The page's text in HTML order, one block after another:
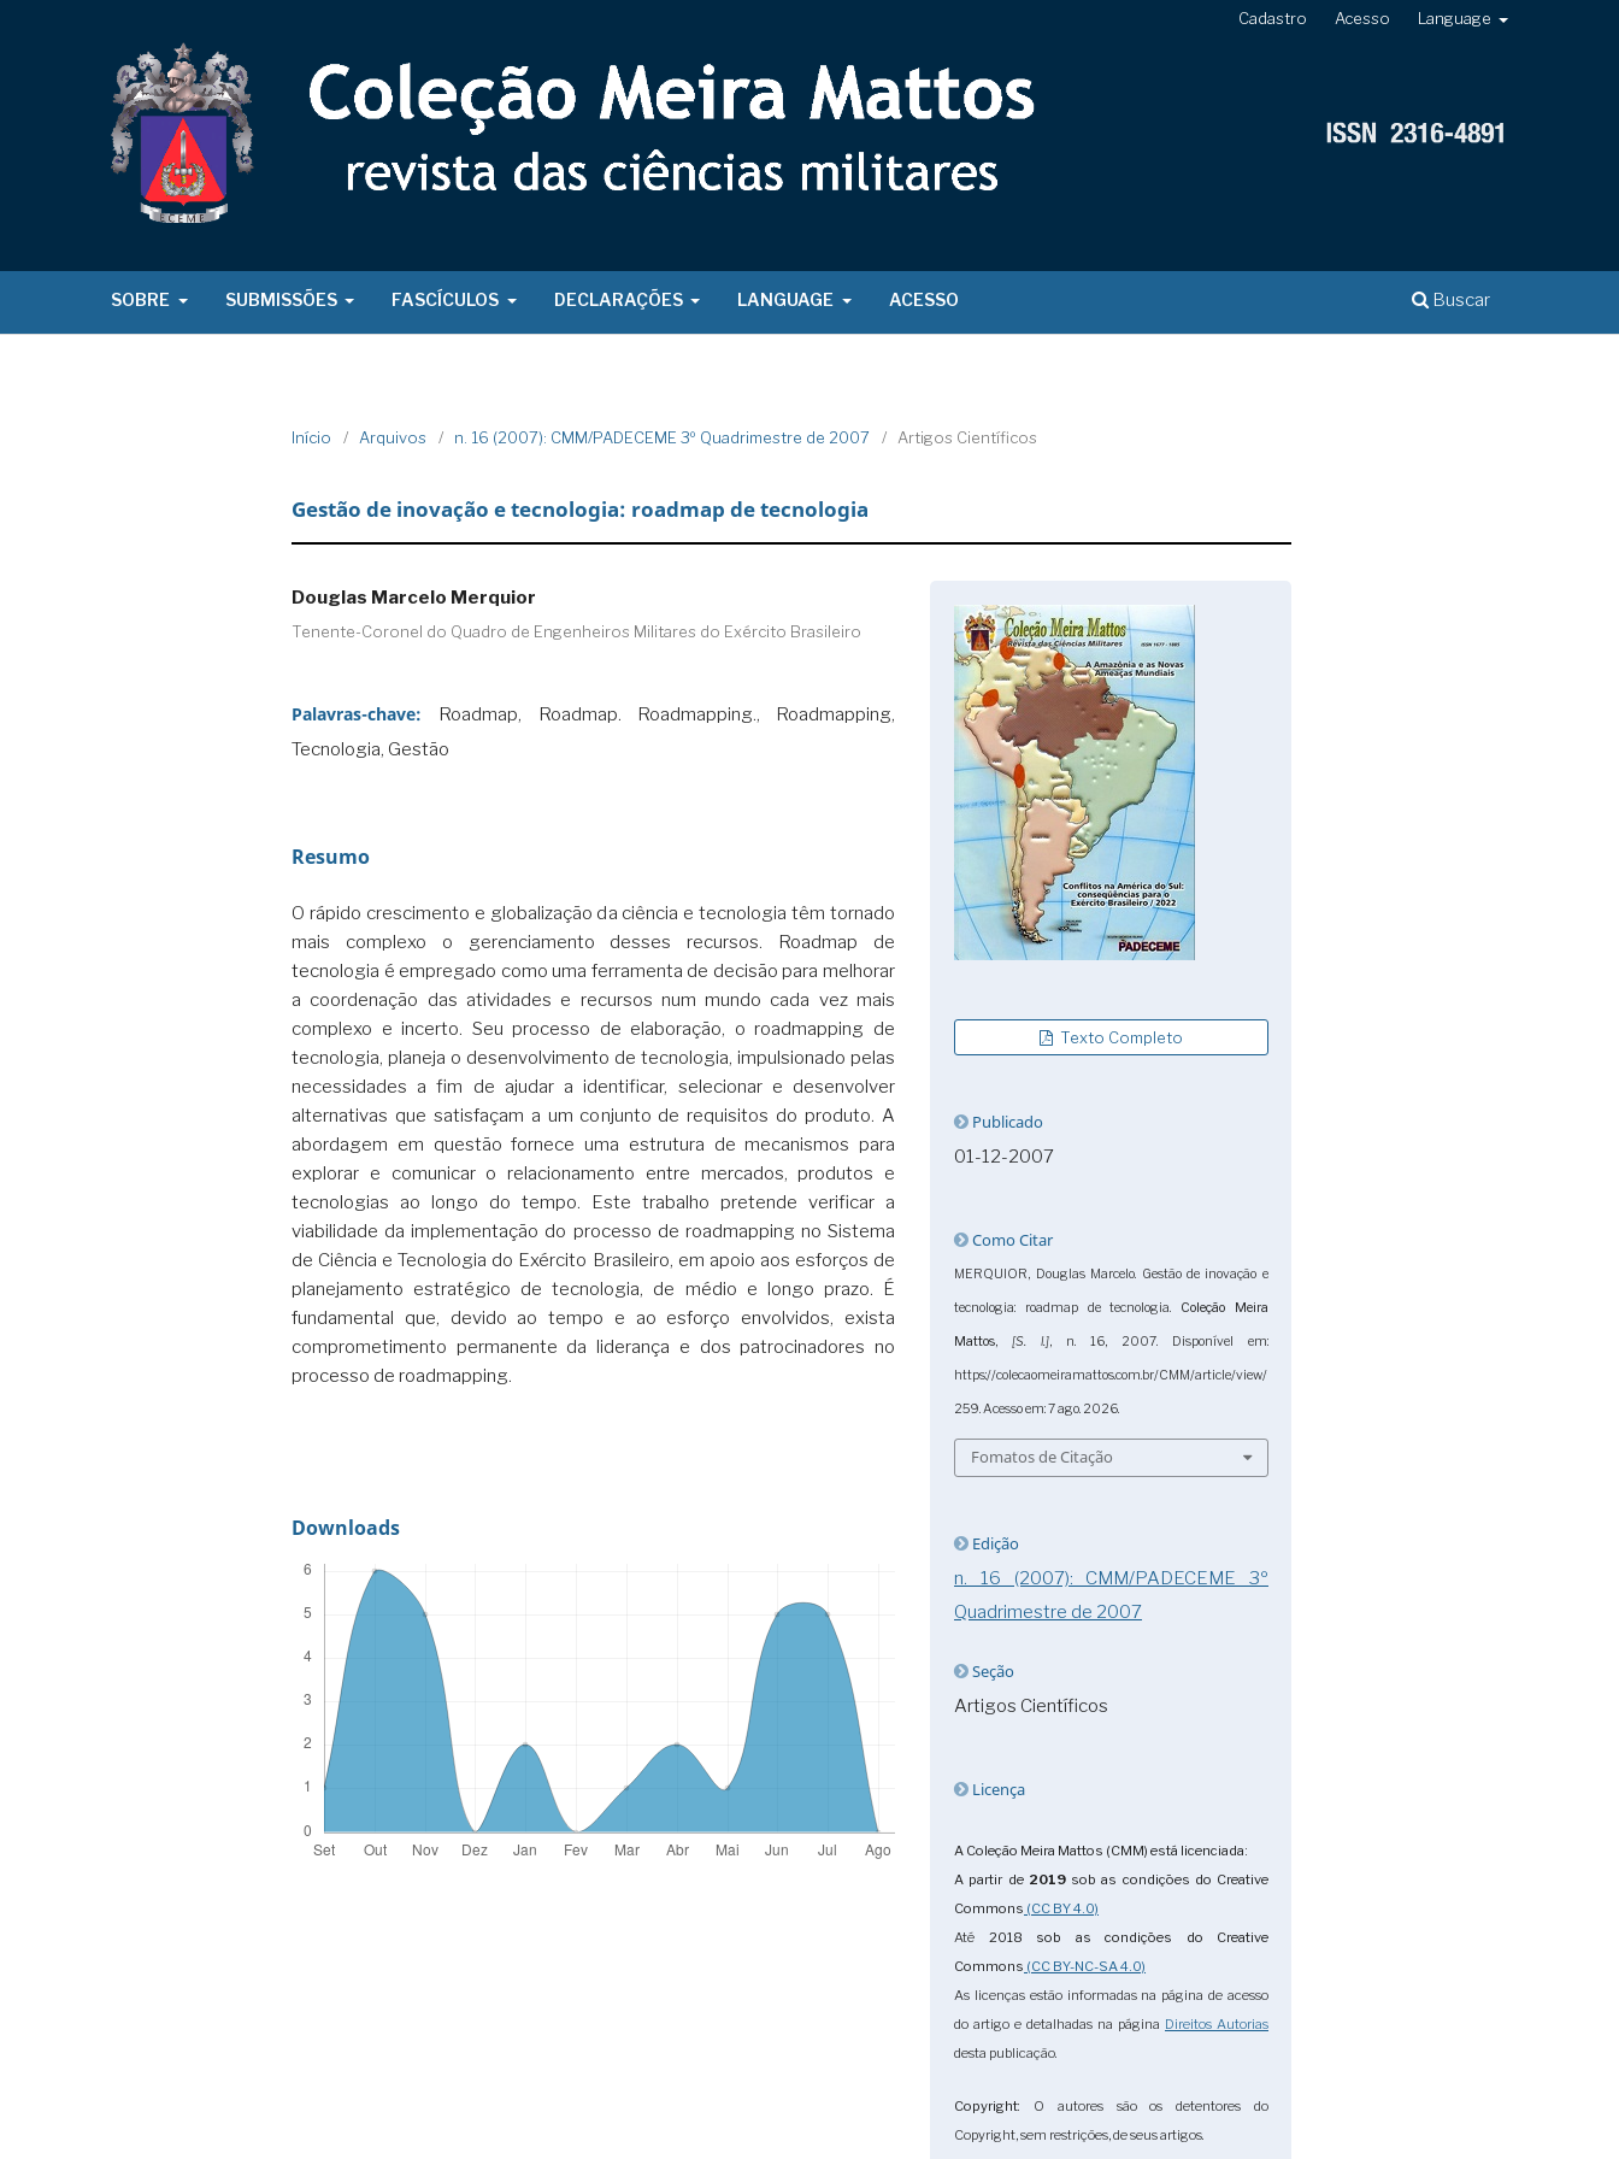
SOBRE SUBMISSÕES FASCÍCULOS DECLARAÇÕES LANGUAGE ACESSO Buscar
Cadastro Acesso Language
Início / Arquivos / n. 16 (2007): CMM/PADECEME 3º Quadrimestre de 2007 / Artigos Científicos
Gestão de inovação e tecnologia: roadmap de tecnologia
Douglas Marcelo Merquior
Tenente-Coronel do Quadro de Engenheiros Militares do Exército Brasileiro
Palavras-chave:
Roadmap, Roadmap. Roadmapping., Roadmapping,
Tecnologia, Gestão
Resumo
O rápido crescimento e globalização da ciência e tecnologia têm tornado
mais complexo o gerenciamento desses recursos. Roadmap de
tecnologia é empregado como uma ferramenta de decisão para melhorar
a coordenação das atividades e recursos num mundo cada vez mais
complexo e incerto. Seu processo de elaboração, o roadmapping de
tecnologia, planeja o desenvolvimento de tecnologia, impulsionado pelas
necessidades a fim de ajudar a identificar, selecionar e desenvolver
alternativas que satisfaçam a um conjunto de requisitos do produto. A
abordagem em questão fornece uma estrutura de mecanismos para
explorar e comunicar o relacionamento entre mercados, produtos e
tecnologias ao longo do tempo. Este trabalho pretende verificar a
viabilidade da implementação do processo de roadmapping no Sistema
de Ciência e Tecnologia do Exército Brasileiro, em apoio aos esforços de
planejamento estratégico de tecnologia, de médio e longo prazo. É
fundamental que, devido ao tempo e ao esforço envolvidos, exista
comprometimento permanente da liderança e dos patrocinadores no
processo de roadmapping.
Downloads
Texto Completo
Publicado
01-12-2007
Como Citar
MERQUIOR, Douglas Marcelo. Gestão de inovação e
tecnologia: roadmap de tecnologia. Coleção Meira
Mattos,[S. l.], n. 16, 2007. Disponível em:
https://colecaomeiramattos.com.br/CMM/article/view/
259. Acesso em: 7 ago. 2026.
Fomatos de Citação
Edição
n. 16 (2007): CMM/PADECEME 3º
Quadrimestre de 2007
Seção
Artigos Científicos
Licença
A Coleção Meira Mattos (CMM) está licenciada:
A partir de 2019sob as condições do Creative
Commons (CC BY 4.0)
Até 2018
sob as condições do Creative
Commons (CC BY-NC-SA 4.0)
As licenças estão informadas na página de acesso
do artigo e detalhadas na página Direitos Autorias
desta publicação.
Copyright: O autores são os detentores do
Copyright, sem restrições, de seus artigos.